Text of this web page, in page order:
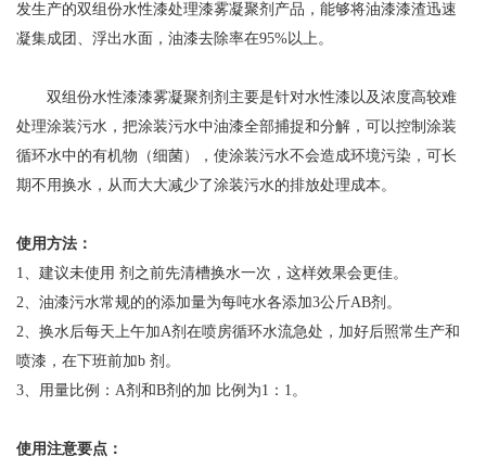
发生产的双组份水性漆处理漆雾凝聚剂产品，能够将油漆漆渣迅速
凝集成团、浮出水面，油漆去除率在95%以上。
双组份水性漆漆雾凝聚剂剂主要是针对水性漆以及浓度高较难
处理涂装污水，把涂装污水中油漆全部捕捉和分解，可以控制涂装
循环水中的有机物（细菌），使涂装污水不会造成环境污染，可长
期不用换水，从而大大减少了涂装污水的排放处理成本。
使用方法：
1、建议未使用 剂之前先清槽换水一次，这样效果会更佳。
2、油漆污水常规的的添加量为每吨水各添加3公斤AB剂。
2、换水后每天上午加A剂在喷房循环水流急处，加好后照常生产和
喷漆，在下班前加b 剂。
3、用量比例：A剂和B剂的加 比例为1：1。
使用注意要点：